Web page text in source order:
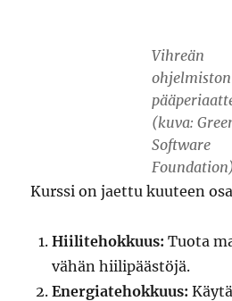
Vihreän
ohjelmiston
(kuva:
Software
Kurssi on jaettu kuuteen
Hiilitehokkuus: Tuota
vähän hiilipäästöjä.
Energiatehokkuus: